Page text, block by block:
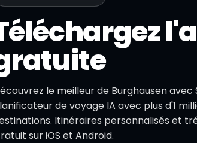
le meilleur de Burghausen
de voyage IA avec plus d'1
Itinéraires personnalisés et
sur iOS et Android.